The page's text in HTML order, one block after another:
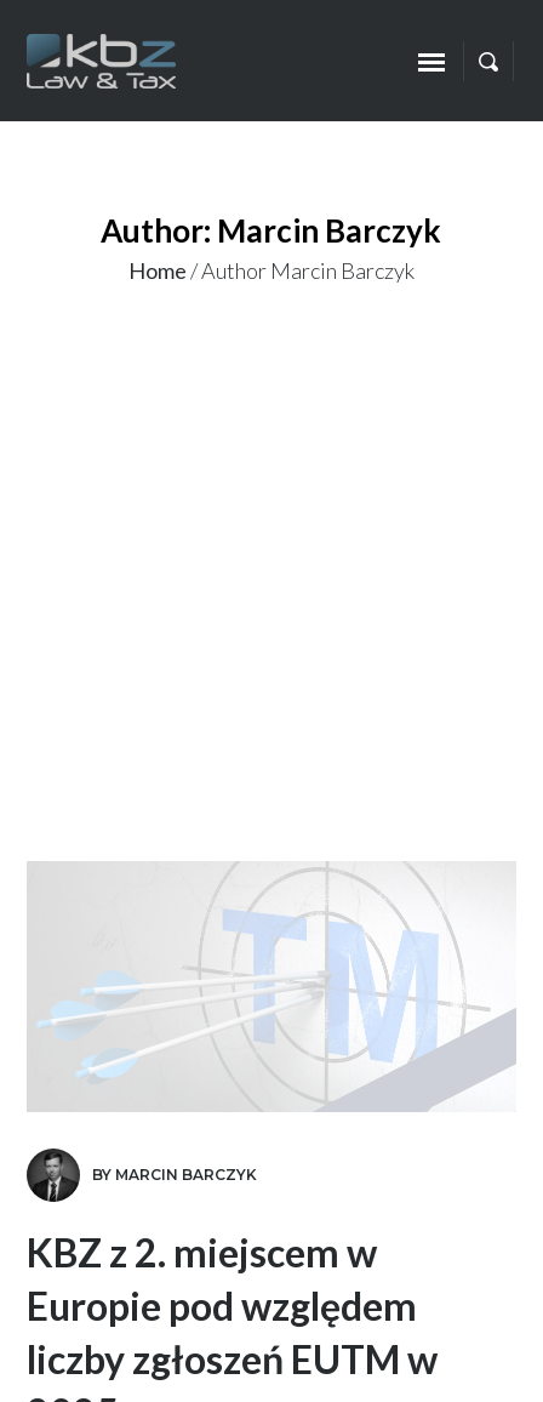
Author: Marcin Barczyk
Home/Author Marcin Barczyk
BY MARCIN BARCZYK
KBZ z 2. miejscem w
Europie pod względem
liczby zgłoszeń EUTM w